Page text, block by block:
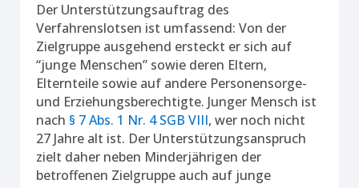
Der Unterstützungsauftrag des
Verfahrenslotsen ist umfassend: Von der
Zielgruppe ausgehend ersteckt er sich auf
“junge Menschen” sowie deren Eltern,
Elternteile sowie auf andere Personensorge-
und Erziehungsberechtigte. Junger Mensch ist
nach § 7 Abs. 1 Nr. 4 SGB VIII, wer noch nicht
27 Jahre alt ist. Der Unterstützungsanspruch
zielt daher neben Minderjährigen der
betroffenen Zielgruppe auch auf junge